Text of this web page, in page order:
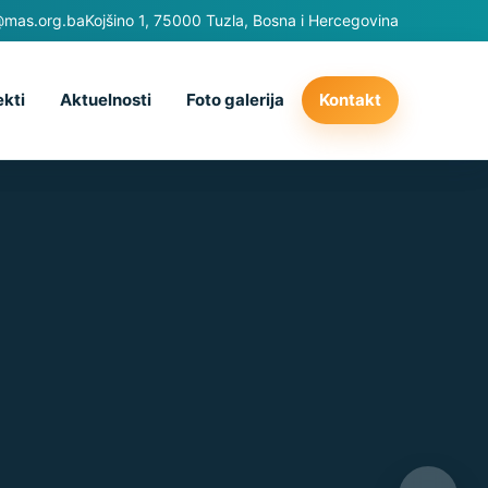
Kojšino 1, 75000 Tuzla, Bosna i Hercegovina
Aktuelnosti Foto galerija Kontakt